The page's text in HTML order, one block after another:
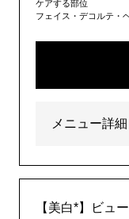
ケアする部位
フェイス・デコルテ・
メニュー詳細
【美白*】ビュ